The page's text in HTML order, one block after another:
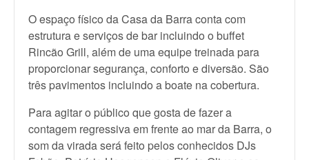
O espaço físico da Casa da Barra conta com
estrutura e serviços de bar incluindo o buffet
Rincão Grill, além de uma equipe treinada para
proporcionar segurança, conforto e diversão. São
três pavimentos incluindo a boate na cobertura.
Para agitar o público que gosta de fazer a
contagem regressiva em frente ao mar da Barra, o
som da virada será feito pelos conhecidos DJs